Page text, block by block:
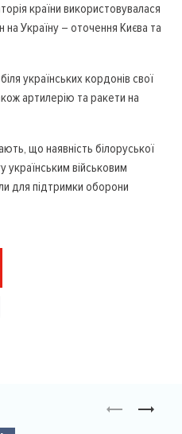
країни використовувалася
Україну – оточення Києва та
українських кордонів свої
артилерію та ракети на
що наявність білоруської
українським військовим
для підтримки оборони